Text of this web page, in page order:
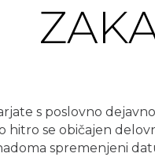
s poslovno
hitro se običajen
spremenjeni